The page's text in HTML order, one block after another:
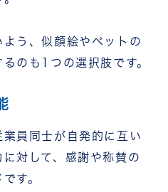
う、似顔絵やペットの
のも1つの選択肢です。
員同士が自発的に互い
対して、感謝や称賛の
す。